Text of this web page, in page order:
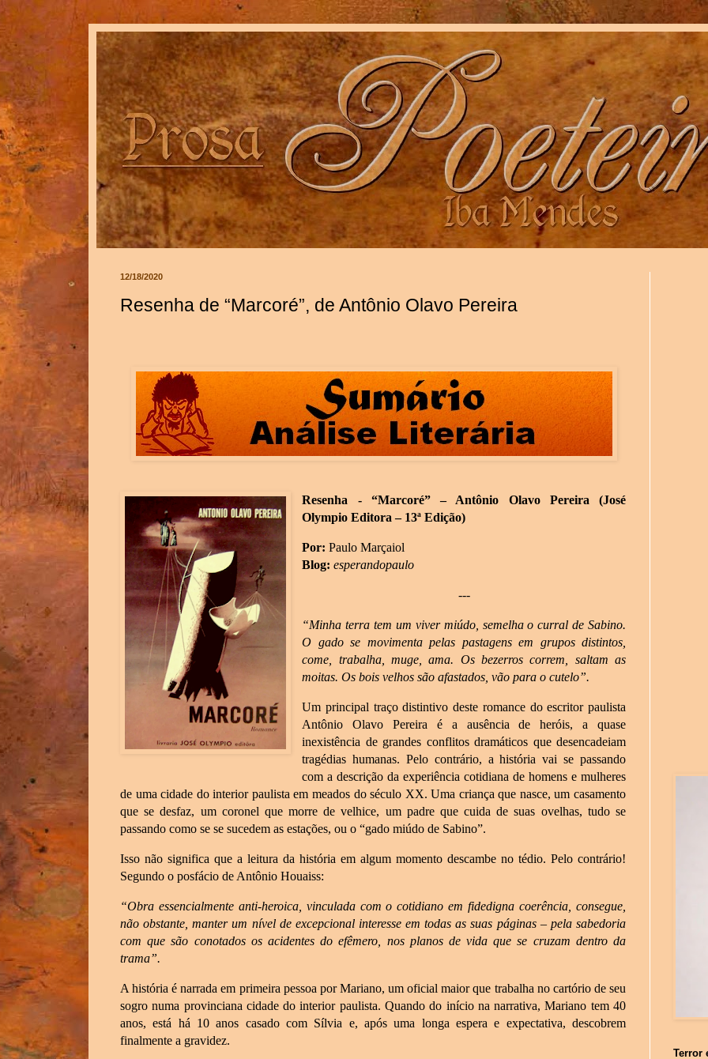
12/18/2020
Resenha de “Marcoré”, de Antônio Olavo Pereira
Resenha - “Marcoré” – Antônio Olavo Pereira (José
Olympio Editora – 13ª Edição)
Por:Paulo Marçaiol
Blog:esperandopaulo
---
“Minha terra tem um viver miúdo, semelha o curral de Sabino.
O gado se movimenta pelas pastagens em grupos distintos,
come, trabalha, muge, ama. Os bezerros correm, saltam as
moitas. Os bois velhos são afastados, vão para o cutelo”.
Um principal traço distintivo deste romance do escritor paulista
Antônio Olavo Pereira é a ausência de heróis, a quase
inexistência de grandes conflitos dramáticos que desencadeiam
tragédias humanas. Pelo contrário, a história vai se passando
com a descrição da experiência cotidiana de homens e mulheres
de uma cidade do interior paulista em meados do século XX. Uma criança que nasce, um casamento
que se desfaz, um coronel que morre de velhice, um padre que cuida de suas ovelhas, tudo se
passando como se se sucedem as estações, ou o “gado miúdo de Sabino”.
Isso não significa que a leitura da história em algum momento descambe no tédio. Pelo contrário!
Segundo o posfácio de Antônio Houaiss:
“Obra essencialmente anti-heroica, vinculada com o cotidiano em fidedigna coerência, consegue,
não obstante, manter um nível de excepcional interesse em todas as suas páginas – pela sabedoria
com que são conotados os acidentes do efêmero, nos planos de vida que se cruzam dentro da
trama”.
A história é narrada em primeira pessoa por Mariano, um oficial maior que trabalha no cartório de seu
sogro numa provinciana cidade do interior paulista. Quando do início na narrativa, Mariano tem 40
anos, está há 10 anos casado com Sílvia e, após uma longa espera e expectativa, descobrem
finalmente a gravidez.
Terror